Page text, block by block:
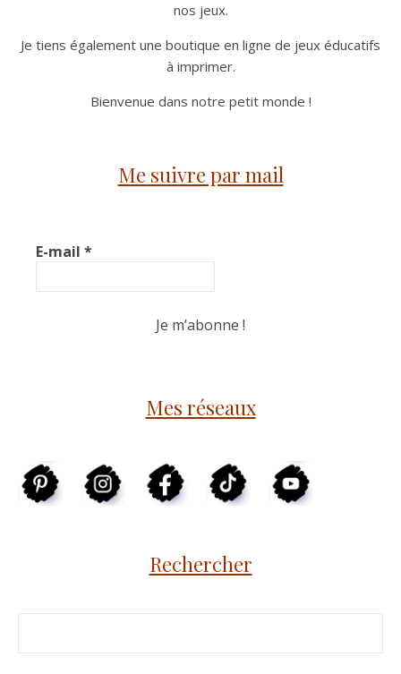
nos jeux.
Je tiens également une boutique en ligne de jeux éducatifs
à imprimer.
Bienvenue dans notre petit monde !
Me suivre par mail
E-mail *
Mes réseaux
Rechercher